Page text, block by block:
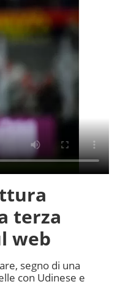
terza
web
segno di una
con Udinese e